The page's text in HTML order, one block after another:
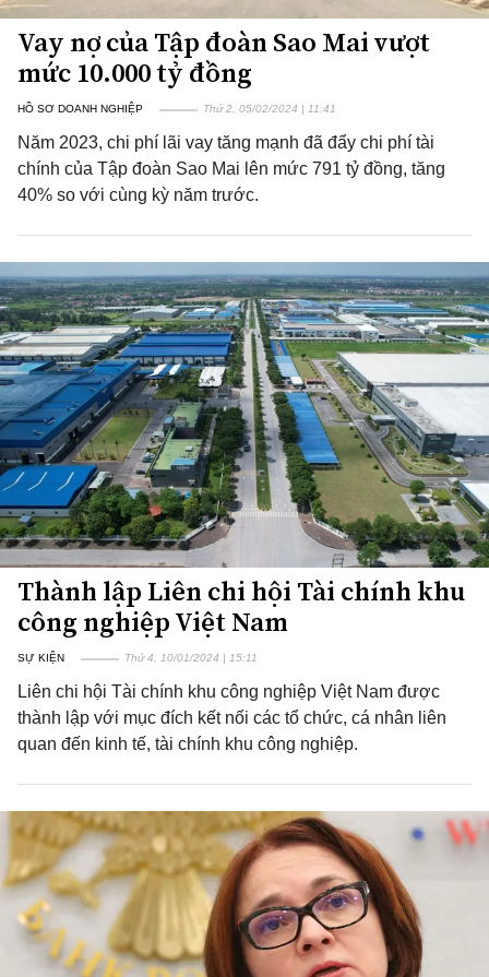
Vay nợ của Tập đoàn Sao Mai vượt
mức 10.000 tỷ đồng
HỒ SƠ DOANH NGHIỆP Thứ 2, 05/02/2024 | 11:41
Năm 2023, chi phí lãi vay tăng mạnh đã đẩy chi phí tài
chính của Tập đoàn Sao Mai lên mức 791 tỷ đồng, tăng
40% so với cùng kỳ năm trước.
Thành lập Liên chi hội Tài chính khu
công nghiệp Việt Nam
SỰ KIỆN Thứ 4, 10/01/2024 | 15:11
Liên chi hội Tài chính khu công nghiệp Việt Nam được
thành lập với mục đích kết nối các tổ chức, cá nhân liên
quan đến kinh tế, tài chính khu công nghiệp.